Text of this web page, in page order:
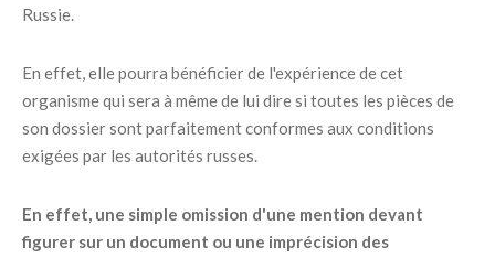
Russie.
En effet, elle pourra bénéficier de l'expérience de cet
organisme qui sera à même de lui dire si toutes les pièces de
son dossier sont parfaitement conformes aux conditions
exigées par les autorités russes.
En effet, une simple omission d'une mention devant
figurer sur un document ou une imprécision des